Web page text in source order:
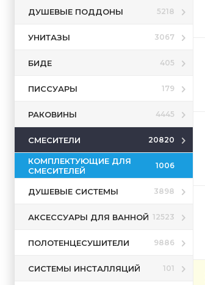
ДУШЕВЫЕ ПОДДОНЫ 5218
УНИТАЗЫ 3067
БИДЕ 405
ПИССУАРЫ 179
РАКОВИНЫ 4445
СМЕСИТЕЛИ 20820
КОМПЛЕКТУЮЩИЕ ДЛЯ
СМЕСИТЕЛЕЙ
1006
ДУШЕВЫЕ СИСТЕМЫ 3898
АКСЕССУАРЫ ДЛЯ ВАННОЙ 12523
ПОЛОТЕНЦЕСУШИТЕЛИ 9886
СИСТЕМЫ ИНСТАЛЛЯЦИЙ 101